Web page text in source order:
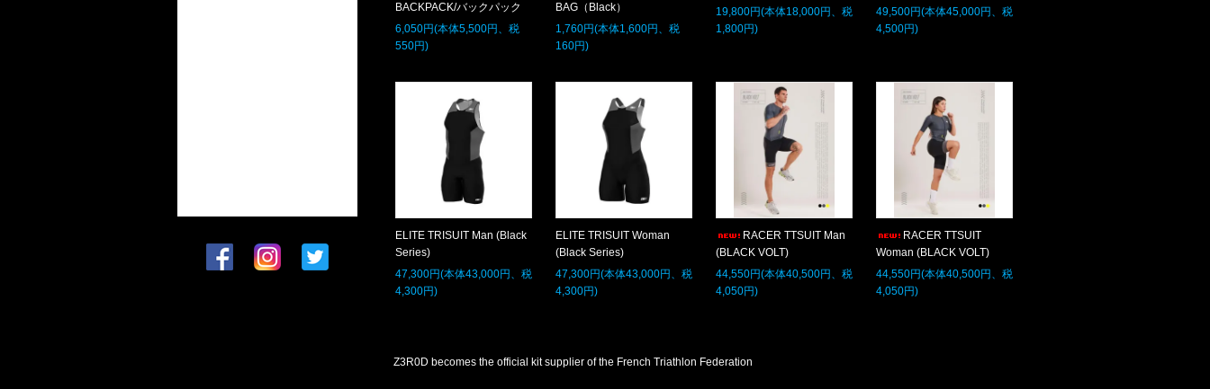
BACKPACK/バックパック
6,050円(本体5,500円、税
550円)
BAG（Black）
1,760円(本体1,600円、税
160円)
19,800円(本体18,000円、税
1,800円)
49,500円(本体45,000円、税
4,500円)
ELITE TRISUIT Man (Black
Series)
47,300円(本体43,000円、税
4,300円)
ELITE TRISUIT Woman
(Black Series)
47,300円(本体43,000円、税
4,300円)
RACER TTSUIT Man
(BLACK VOLT)
44,550円(本体40,500円、税
4,050円)
RACER TTSUIT
Woman (BLACK VOLT)
44,550円(本体40,500円、税
4,050円)
Z3R0D becomes the official kit supplier of the French Triathlon Federation